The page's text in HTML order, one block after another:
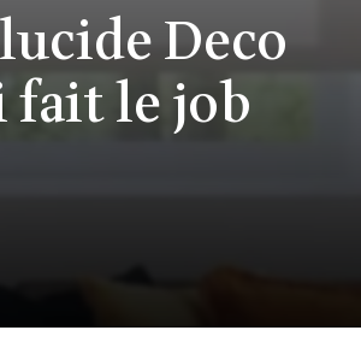
Deco
fait le job